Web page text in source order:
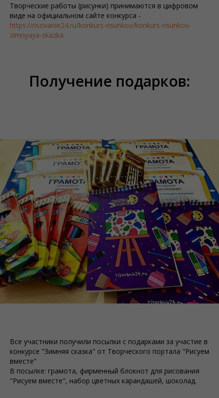
Творческие работы (рисунки) принимаются в цифровом
виде на официальном сайте конкурса -
https://risovanie24.ru/konkurs-risunkov/konkurs-risunkov-
zimnyaya-skazka
Получение подарков:
Все участники получили посылки с подарками за участие в
конкурсе "Зимняя сказка" от Творческого портала "Рисуем
вместе"
В посылке: грамота, фирменный блокнот для рисования
"Рисуем вместе", набор цветных карандашей, шоколад.